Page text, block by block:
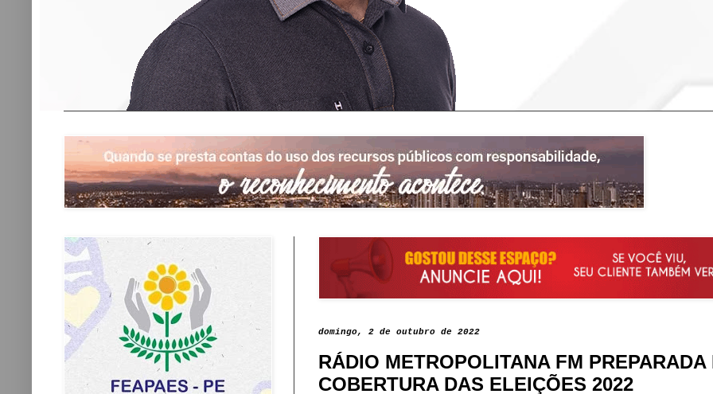
domingo, 2 de outubro de 2022
RÁDIO METROPOLITANA FM PREPARADA
COBERTURA DAS ELEIÇÕES 2022